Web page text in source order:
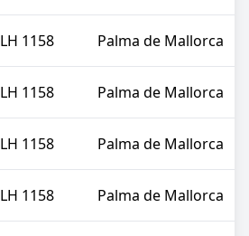
LH 1158 Palma de Mallorca
LH 1158 Palma de Mallorca
LH 1158 Palma de Mallorca
LH 1158 Palma de Mallorca